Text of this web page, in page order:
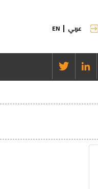
عربي |
EN